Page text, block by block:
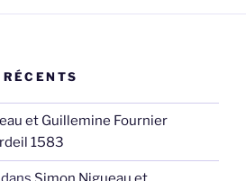
et Guillemine Fournier
1583